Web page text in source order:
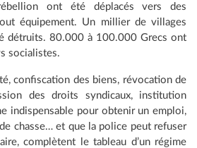
ont été déplacés vers des
équipement. Un millier de villages
détruits. 80.000 à 100.000 Grecs ont
socialistes.
confiscation des biens, révocation de
des droits syndicaux, institution
indispensable pour obtenir un emploi,
chasse… et que la police peut refuser
complètent le tableau d’un régime